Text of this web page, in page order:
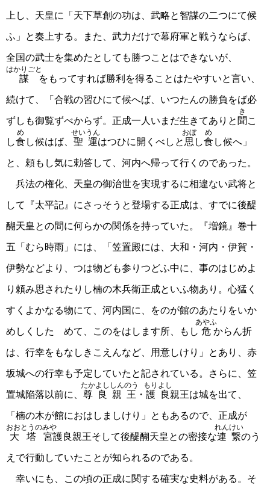
上し、天皇に「天下草創の功は、武略と智謀の二つにて候
ふ」と奏上する。また、武力だけで幕府軍と戦うならば、
全国の武士を集めたとしても勝つことはできないが、
謀
はかりごと
をもってすれば勝利を得ることはたやすいと言い、
続けて、「合戦の習ひにて候へば、いつたんの勝負をば必
ずしも御覧ずべからず。正成一人いまだ生きてありと 聞
き
こ
し食
め
し候はば、 聖運
せいうん
はつひに開くべしと 思
おぼ
し食
め
し候へ」
と、頼もし気に勅答して、河内へ帰って行くのであった。
兵法の権化、天皇の御治世を実現するに相違ない武将と
して『太平記』にさっそうと登場する正成は、すでに後醍
醐天皇との間に何らかの関係を持っていた。『増鏡』巻十
五「むら時雨」には、「笠置殿には、大和・河内・伊賀・
伊勢などより、つは物ども参りつどふ中に、事のはじめよ
り頼み思されたりし楠の木兵衛正成といふ物あり。心猛く
すくよかなる物にて、河内国に、をのが館のあたりをいか
めしくしたゝめて、このをはします所、もし 危
あやふ
からん折
は、行幸をもなしきこえんなど、用意しけり」とあり、赤
坂城への行幸も予定していたと記されている。さらに、笠
置城陥落以前に、 尊良親王
たかよししんのう
・ 護良
もりよし
親王は城を出て、
「楠の木が館におはしましけり」ともあるので、正成が
大塔宮
おおとうのみや
護良親王そして後醍醐天皇との密接な連繋
れんけい
のう
えで行動していたことが知られるのである。
幸いにも、この頃の正成に関する確実な史料がある。そ